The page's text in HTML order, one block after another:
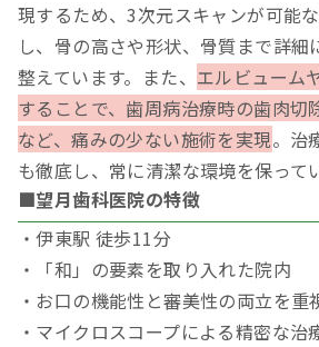
現するため、3次元スキャンが可能
し、骨の高さや形状、骨質まで詳細
整えています。また、 エルビューム
することで、歯周病治療時の歯肉切
など、痛みの少ない施術を実現。治
も徹底し、常に清潔な環境を保って
■望月歯科医院の特徴
・伊東駅 徒歩11分
・「和」の要素を取り入れた院内
・お口の機能性と審美性の両立を重
・マイクロスコープによる精密な治